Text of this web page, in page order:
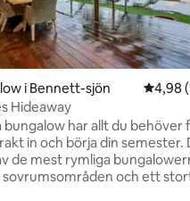
betyg, 251 omdömen
i Bennett-sjön 4,98
4,98
Hideaway
bungalow har allt du behöver
in och börja din semester.
de mest rymliga
sovrumsområden och ett